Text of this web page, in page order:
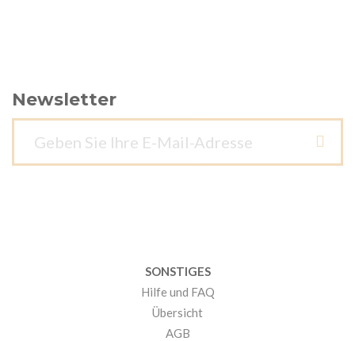
Newsletter
SONSTIGES
Hilfe und FAQ
Übersicht
AGB